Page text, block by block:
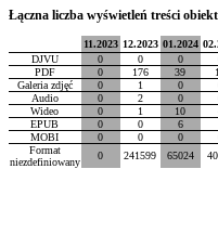
Łączna liczba wyświetleń treści
11.2023 12.2023 01.2024
DJVU
0 0 0
PDF
0 176 39
Galeria zdjęć
0 1 0
Audio
0 2 0
Wideo
0 1 10
EPUB
0 0 6
MOBI
0 0 0
Format
niezdefiniowany
0 241599 65024